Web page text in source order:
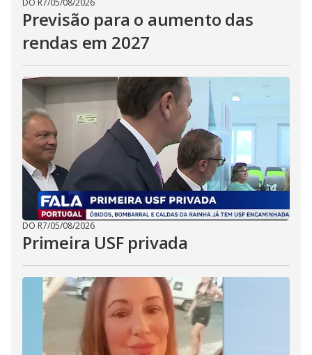
DO R7/05/08/2026
Previsão para o aumento das
rendas em 2027
DO R7/05/08/2026
Primeira USF privada